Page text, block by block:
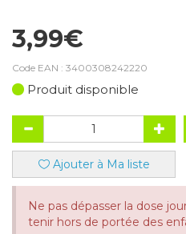
3,99€
Code EAN : 3400308242220
Produit disponible
Ajouter à Ma liste
Ne pas dépasser la dose
tenir hors de portée des